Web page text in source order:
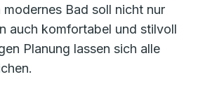
Bad soll nicht nur
auch komfortabel und stilvoll
Planung lassen sich alle